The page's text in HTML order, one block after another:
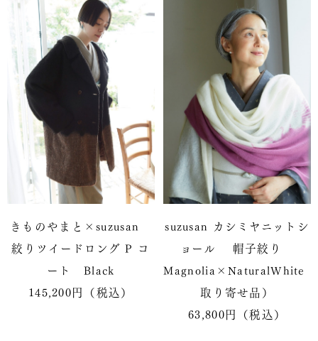
きものやまと×suzusan
絞りツイードロング P コ
ート Black
145,200円（税込）
suzusan カシミヤニットシ
ョール 帽子絞り
Magnolia×NaturalWhite
取り寄せ品）
63,800円（税込）